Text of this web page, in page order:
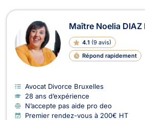
Maître Noelia DIAZ
4.1 (9 avis)
Répond rapidement
Avocat Divorce Bruxelles
28 ans d’expérience
N’accepte pas aide pro deo
Premier rendez-vous à 200€ HT